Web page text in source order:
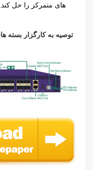
های متمرکز را حل کند.